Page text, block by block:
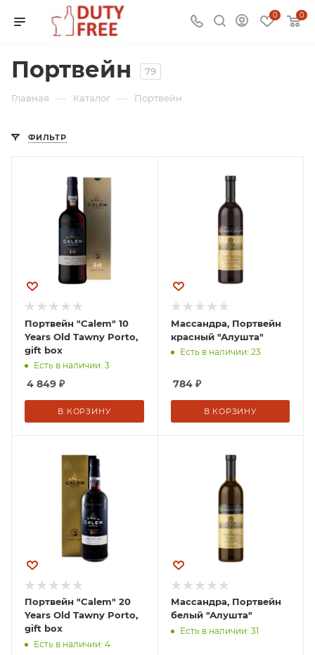
0 0
Портвейн 79
Главная — Каталог — Портвейн
ФИЛЬТР
Портвейн "Calem" 10
Years Old Tawny Porto,
gift box
Есть в наличии: 3
4 849 ₽
В КОРЗИНУ
Массандра, Портвейн
красный "Алушта"
Есть в наличии: 23
784₽
В КОРЗИНУ
Портвейн "Calem" 20
Years Old Tawny Porto,
gift box
Есть в наличии: 4
Массандра, Портвейн
белый "Алушта"
Есть в наличии: 31